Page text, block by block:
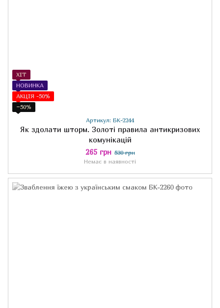
ХІТ
НОВИНКА
АКЦІЯ -50%
−50%
Артикул: БК-2244
Як здолати шторм. Золоті правила антикризових
комунікацій
265 грн 530 грн
Немає в наявності